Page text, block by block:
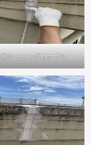
④シーリング材ナラシ